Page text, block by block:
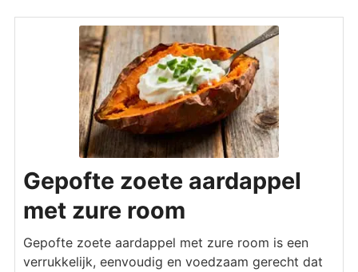
Gepofte zoete aardappel
met zure room
Gepofte zoete aardappel met zure room is een
verrukkelijk, eenvoudig en voedzaam gerecht dat